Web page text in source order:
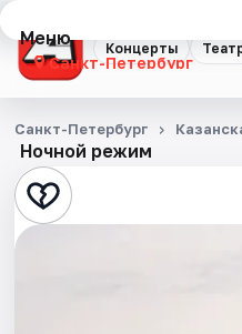
Концерты
Меню
Санкт-Петербург
Концерты
Театр
Стендап
Ночной режим
Санкт-Петербург